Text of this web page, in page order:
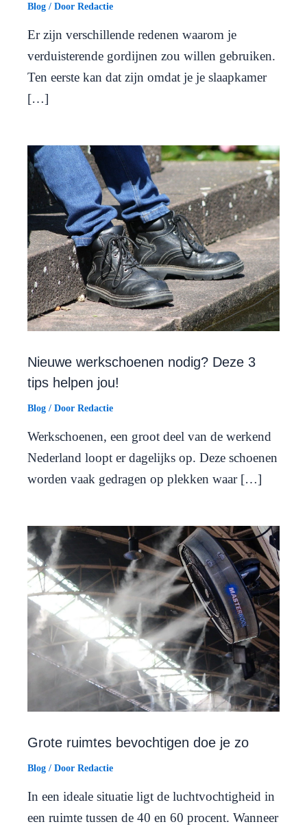
Blog / Door Redactie
Er zijn verschillende redenen waarom je
verduisterende gordijnen zou willen gebruiken.
Ten eerste kan dat zijn omdat je je slaapkamer
[…]
Nieuwe werkschoenen nodig? Deze 3
tips helpen jou!
Blog / Door Redactie
Werkschoenen, een groot deel van de werkend
Nederland loopt er dagelijks op. Deze schoenen
worden vaak gedragen op plekken waar […]
Grote ruimtes bevochtigen doe je zo
Blog / Door Redactie
In een ideale situatie ligt de luchtvochtigheid in
een ruimte tussen de 40 en 60 procent. Wanneer